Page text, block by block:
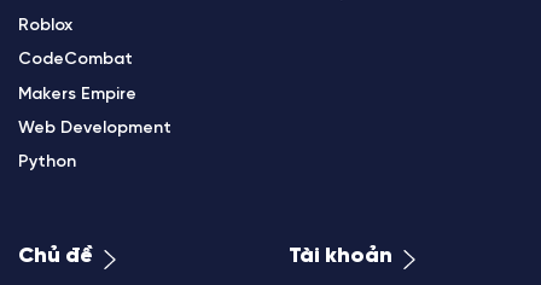
Roblox
CodeCombat
Makers Empire
Web Development
Python
Chủ đề Tài khoản